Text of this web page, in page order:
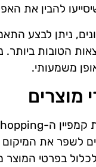
להבין את
ניתן לבצע
הטובות ביותר.
משמעותי.
מוצרים
לשפר את
בפרטי המוצר